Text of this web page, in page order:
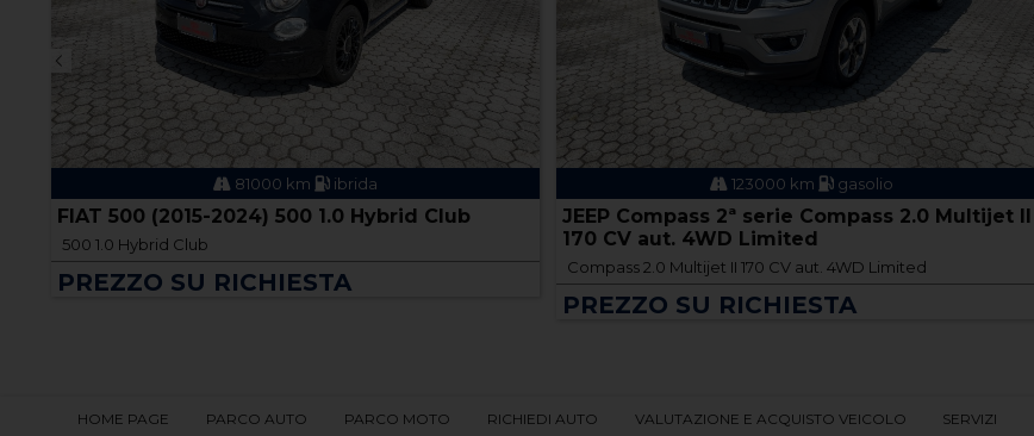
81000 km ibrida
FIAT 500 (2015-2024) 500 1.0 Hybrid Club
500 1.0 Hybrid Club
PREZZO SU RICHIESTA
123000 km gasolio
JEEP Compass 2ª serie Compass 2.0 Multijet II
170 CV aut. 4WD Limited
Compass 2.0 Multijet II 170 CV aut. 4WD Limited
PREZZO SU RICHIESTA
HOME PAGE PARCO AUTO PARCO MOTO RICHIEDI AUTO VALUTAZIONE E ACQUISTO VEICOLO SERVIZI